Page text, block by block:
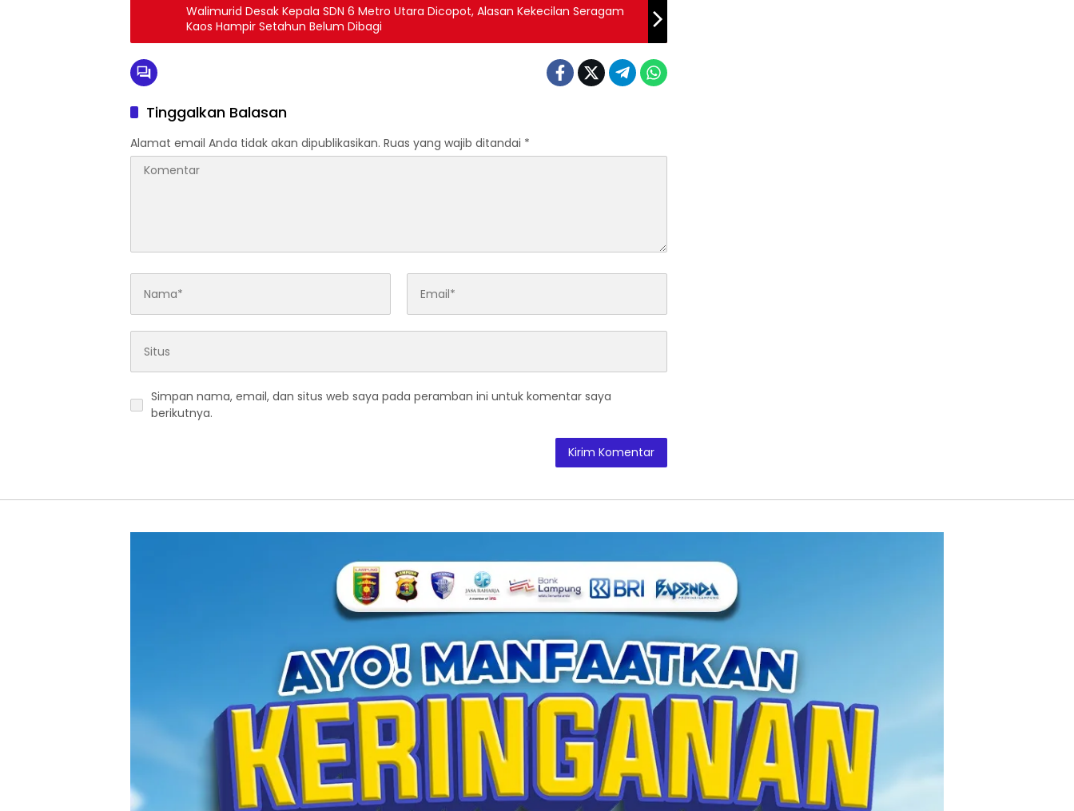
Walimurid Desak Kepala SDN 6 Metro Utara Dicopot, Alasan Kekecilan Seragam
Kaos Hampir Setahun Belum Dibagi
Tinggalkan Balasan
Alamat email Anda tidak akan dipublikasikan. Ruas yang wajib ditandai *
Simpan nama, email, dan situs web saya pada peramban ini untuk komentar saya
berikutnya.